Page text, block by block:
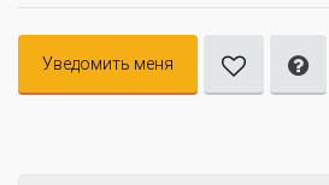
Уведомить меня